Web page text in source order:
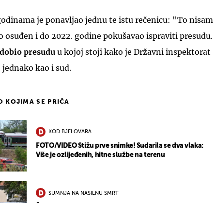
je ponavljao jednu te istu rečenicu: "To nisam
osuđen i do 2022. godine pokušavao ispraviti presudu.
dobio presudu u kojoj stoji kako je Državni inspektorat
kao i sud.
KOJIMA SE PRIČA
KOD BJELOVARA
FOTO/VIDEO Stižu prve snimke! Sudarila se dva vlaka:
Više je ozlijeđenih, hitne službe na terenu
SUMNJA NA NASILNU SMRT